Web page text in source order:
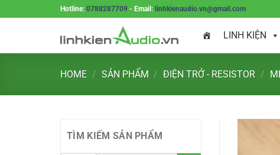
to
Hotline: 0788287709 - Email: linhkienaudio.vn@gmail.com
LINH KIỆN
HOME / SẢN PHẨM / ĐIỆN TRỞ - RESISTOR /
TÌM KIẾM SẢN PHẨM